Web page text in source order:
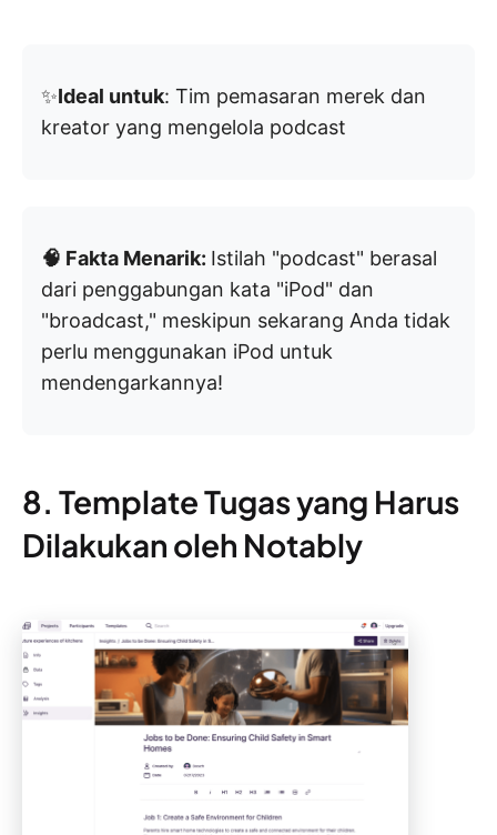
✨Ideal untuk: Tim pemasaran merek dan
kreator yang mengelola podcast
🧠 Fakta Menarik: Istilah "podcast" berasal
dari penggabungan kata "iPod" dan
"broadcast," meskipun sekarang Anda tidak
perlu menggunakan iPod untuk
mendengarkannya!
8. Template Tugas yang Harus
Dilakukan oleh Notably